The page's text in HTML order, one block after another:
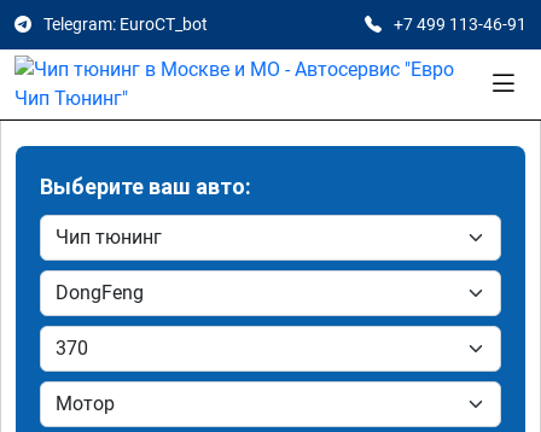
Telegram: EuroCT_bot +7 499 113-46-91
Выберите ваш авто: